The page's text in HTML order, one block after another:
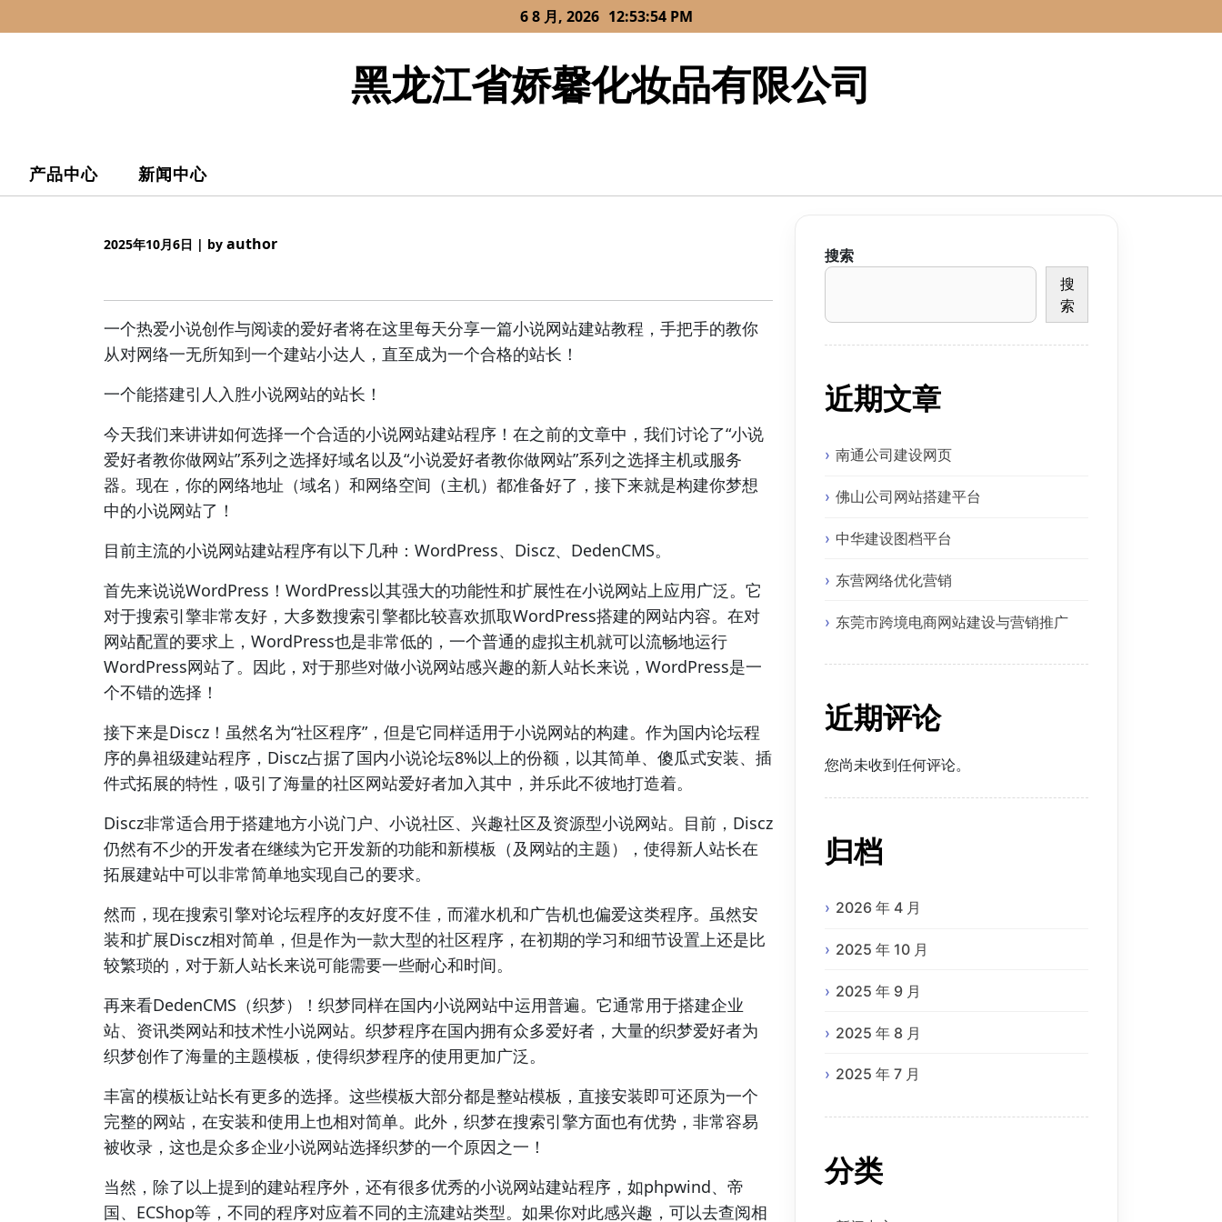
to
6 8 月, 2026 12:53:54 PM
黑龙江省娇馨化妆品有限公司
产品中心 新闻中心
2025年10月6日 | by author
一个热爱小说创作与阅读的爱好者将在这里每天分享一篇小说网站建站教程，手把手的教你
从对网络一无所知到一个建站小达人，直至成为一个合格的站长！
一个能搭建引人入胜小说网站的站长！
今天我们来讲讲如何选择一个合适的小说网站建站程序！在之前的文章中，我们讨论了“小说
爱好者教你做网站”系列之选择好域名以及“小说爱好者教你做网站”系列之选择主机或服务
器。现在，你的网络地址（域名）和网络空间（主机）都准备好了，接下来就是构建你梦想
中的小说网站了！
目前主流的小说网站建站程序有以下几种：WordPress、Discz、DedenCMS。
首先来说说WordPress！WordPress以其强大的功能性和扩展性在小说网站上应用广泛。它
对于搜索引擎非常友好，大多数搜索引擎都比较喜欢抓取WordPress搭建的网站内容。在对
网站配置的要求上，WordPress也是非常低的，一个普通的虚拟主机就可以流畅地运行
WordPress网站了。因此，对于那些对做小说网站感兴趣的新人站长来说，WordPress是一
个不错的选择！
接下来是Discz！虽然名为“社区程序”，但是它同样适用于小说网站的构建。作为国内论坛程
序的鼻祖级建站程序，Discz占据了国内小说论坛8%以上的份额，以其简单、傻瓜式安装、插
件式拓展的特性，吸引了海量的社区网站爱好者加入其中，并乐此不彼地打造着。
Discz非常适合用于搭建地方小说门户、小说社区、兴趣社区及资源型小说网站。目前，Discz
仍然有不少的开发者在继续为它开发新的功能和新模板（及网站的主题），使得新人站长在
拓展建站中可以非常简单地实现自己的要求。
然而，现在搜索引擎对论坛程序的友好度不佳，而灌水机和广告机也偏爱这类程序。虽然安
装和扩展Discz相对简单，但是作为一款大型的社区程序，在初期的学习和细节设置上还是比
较繁琐的，对于新人站长来说可能需要一些耐心和时间。
再来看DedenCMS（织梦）！织梦同样在国内小说网站中运用普遍。它通常用于搭建企业
站、资讯类网站和技术性小说网站。织梦程序在国内拥有众多爱好者，大量的织梦爱好者为
织梦创作了海量的主题模板，使得织梦程序的使用更加广泛。
丰富的模板让站长有更多的选择。这些模板大部分都是整站模板，直接安装即可还原为一个
完整的网站，在安装和使用上也相对简单。此外，织梦在搜索引擎方面也有优势，非常容易
被收录，这也是众多企业小说网站选择织梦的一个原因之一！
当然，除了以上提到的建站程序外，还有很多优秀的小说网站建站程序，如phpwind、帝
国、ECShop等，不同的程序对应着不同的主流建站类型。如果你对此感兴趣，可以去查阅相
搜索
搜
索
近期文章
南通公司建设网页
佛山公司网站搭建平台
中华建设图档平台
东营网络优化营销
东莞市跨境电商网站建设与营销推广
近期评论
您尚未收到任何评论。
归档
2026 年 4 月
2025 年 10 月
2025 年 9 月
2025 年 8 月
2025 年 7 月
分类